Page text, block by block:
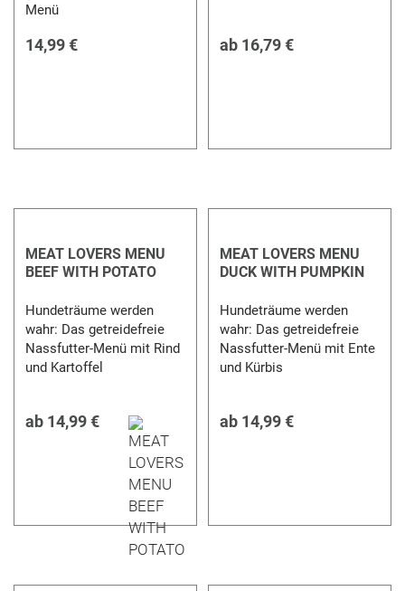
Menü
14,99 € ab 16,79 €
MEAT LOVERS MENU
BEEF WITH POTATO
Hundeträume werden
wahr: Das getreidefreie
Nassfutter-Menü mit Rind
und Kartoffel
ab 14,99 €
MEAT LOVERS MENU
DUCK WITH PUMPKIN
Hundeträume werden
wahr: Das getreidefreie
Nassfutter-Menü mit Ente
und Kürbis
ab 14,99 €